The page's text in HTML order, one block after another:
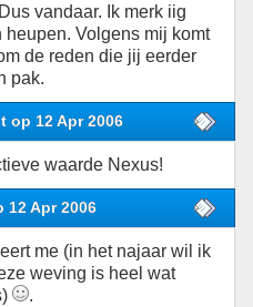
vandaar. Ik merk iig
Volgens mij komt
de reden die jij eerder
pak.
op 12 Apr 2006
waarde Nexus!
12 Apr 2006
me (in het najaar wil ik
weving is heel wat
.